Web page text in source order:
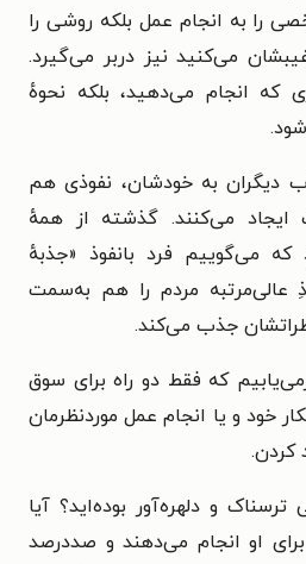
را به انجام عمل بلکه روشی را
می‌کنید نیز دربر می‌گیرد.
که انجام می‌دهید، بلکه نحوهٔ
دیگران به خودشان، نفوذی هم
می‌کنند. گذشته از همهٔ
که می‌گوییم فرد بانفوذ «جذبهٔ
عالی‌مرتبه مردم را هم به‌سمت
جذب می‌کند.
که فقط دو راه برای سوق
خود و یا انجام عمل موردنظرمان
کردن.
و دلهره‌آور بوده‌اید؟ آیا
برای او انجام می‌دهند و صددرصد